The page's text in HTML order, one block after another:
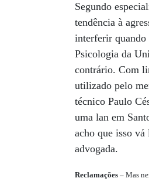
Segundo
tendência à
interferir quando
Psicologia da
contrário. Com
utilizado pelo
técnico Paulo
uma lan em
acho que isso
advogada.
Reclamações – Mas